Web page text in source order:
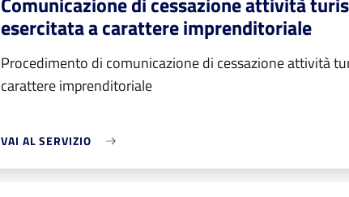
esercitata a carattere imprenditoriale
Procedimento di comunicazione di cessazione attività
carattere imprenditoriale
VAI AL SERVIZIO